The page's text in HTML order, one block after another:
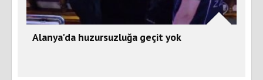
Alanya'da huzursuzluğa geçit yok